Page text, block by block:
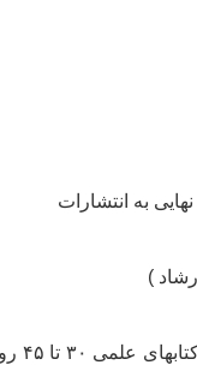
به انتشارات
)
بعد از آماده شدن فایل نهایی صفحه آرایی